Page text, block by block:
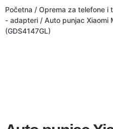
Početna / Oprema za telefone i
- adapteri / Auto punjac Xiaomi
(GDS4147GL)